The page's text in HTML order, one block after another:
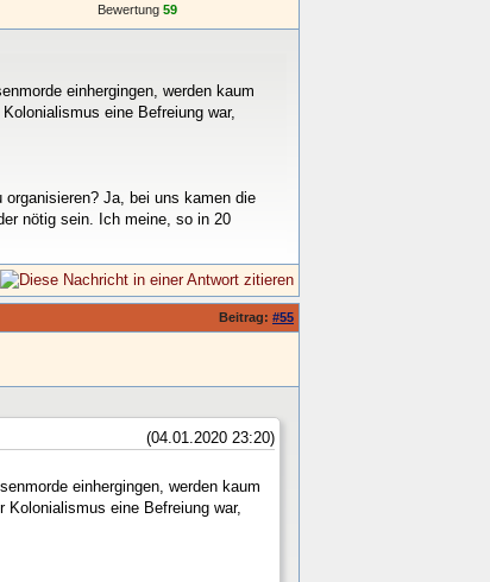
Bewertung 59
einhergingen, werden kaum
eine Befreiung war,
Ja, bei uns kamen die
nötig sein. Ich meine, so in 20
Beitrag: #55
(04.01.2020 23:20)
einhergingen, werden kaum
eine Befreiung war,